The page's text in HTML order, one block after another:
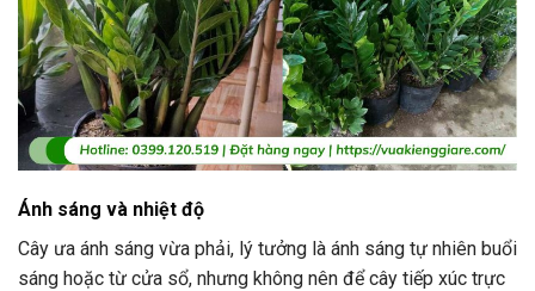
Ánh sáng và nhiệt độ
Cây ưa ánh sáng vừa phải, lý tưởng là ánh sáng tự nhiên buổi
sáng hoặc từ cửa sổ, nhưng không nên để cây tiếp xúc trực